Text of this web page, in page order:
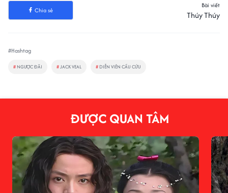
Chia sẻ
Bài viết
Thúy Thúy
#Hashtag
# NGƯỢC ĐÃI #JACK VEAL # DIỄN VIÊN CẦU CỨU
ĐƯỢC QUAN TÂM